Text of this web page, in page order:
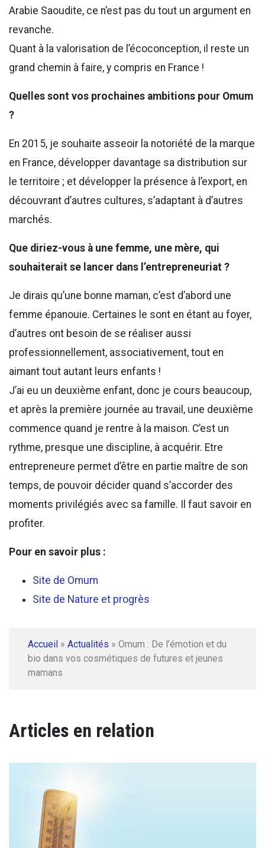
Arabie Saoudite, ce n’est pas du tout un argument en
revanche.
Quant à la valorisation de l’écoconception, il reste un
grand chemin à faire, y compris en France !
Quelles sont vos prochaines ambitions pour Omum
?
En 2015, je souhaite asseoir la notoriété de la marque
en France, développer davantage sa distribution sur
le territoire ; et développer la présence à l’export, en
découvrant d’autres cultures, s’adaptant à d’autres
marchés.
Que diriez-vous à une femme, une mère, qui
souhaiterait se lancer dans l’entrepreneuriat ?
Je dirais qu’une bonne maman, c’est d’abord une
femme épanouie. Certaines le sont en étant au foyer,
d’autres ont besoin de se réaliser aussi
professionnellement, associativement, tout en
aimant tout autant leurs enfants !
J’ai eu un deuxième enfant, donc je cours beaucoup,
et après la première journée au travail, une deuxième
commence quand je rentre à la maison. C’est un
rythme, presque une discipline, à acquérir. Etre
entrepreneure permet d’être en partie maître de son
temps, de pouvoir décider quand s’accorder des
moments privilégiés avec sa famille. Il faut savoir en
profiter.
Pour en savoir plus :
Site de Omum
Site de Nature et progrès
Accueil » Actualités » Omum : De l’émotion et du
bio dans vos cosmétiques de futures et jeunes
mamans
Articles en relation